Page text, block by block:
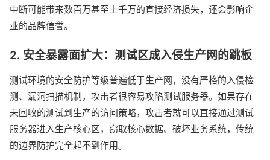
中断可能带来数百万甚至上千万的直接经济损失，还会影响企
业的品牌信誉。
2. 安全暴露面扩大：测试区成入侵生产网的跳板
测试环境的安全防护等级普遍低于生产网，没有严格的入侵检
测、漏洞扫描机制，攻击者很容易攻陷测试服务器。如果存在
未回收的测试到生产的访问策略，攻击者就可以直接通过测试
服务器进入生产核心区，窃取核心数据、破坏业务系统，传统
的边界防护完全起不到作用。